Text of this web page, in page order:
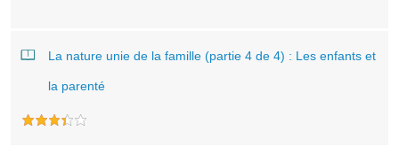
La nature unie de la famille (partie 4 de 4) : Les enfants et
la parenté